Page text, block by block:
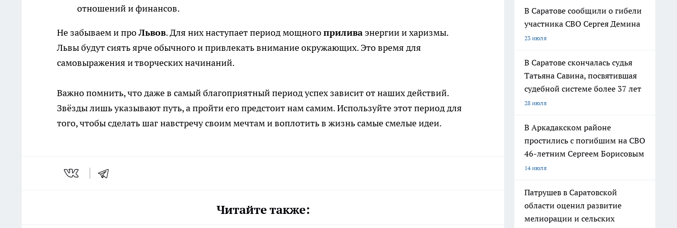
отношений и финансов.
Не забываем и проЛьвов. Для них наступает период мощногоприлива энергии и харизмы.
Львы будут сиять ярче обычного и привлекать внимание окружающих. Это время для
самовыражения и творческих начинаний.
Важно помнить, что даже в самый благоприятный период успех зависит от наших действий.
Звёзды лишь указывают путь, а пройти его предстоит нам самим. Используйте этот период для
того, чтобы сделать шаг навстречу своим мечтам и воплотить в жизнь самые смелые идеи.
Читайте также:
В Саратове сообщили о гибели
участника СВО Сергея Демина
23 июля
В Саратове скончалась судья
Татьяна Савина, посвятившая
судебной системе более 37 лет
28 июля
В Аркадакском районе
простились с погибшим на СВО
46-летним Сергеем Борисовым
14 июля
Патрушев в Саратовской
области оценил развитие
мелиорации и сельских